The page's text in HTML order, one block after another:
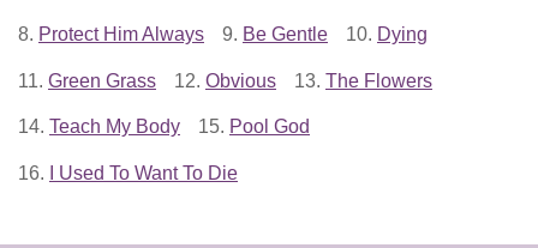
8. Protect Him Always 9. Be Gentle 10. Dying
11. Green Grass 12. Obvious 13. The Flowers
14. Teach My Body 15. Pool God
16. I Used To Want To Die